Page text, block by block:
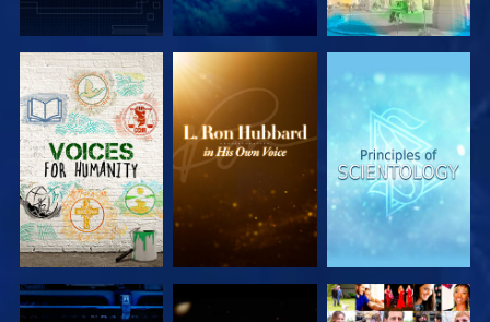
UTFORSKA
SERIEN
UTFORSKA
SERIEN
UTFORSKA
SERIEN